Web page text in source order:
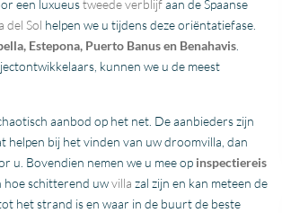
een luxueustweede verblijfaan de Spaanse
del Sol helpen we u tijdens deze oriëntatiefase.
Estepona, Puerto Banus en Benahavis
kunnen we u de meest
aanbod op het net. De aanbieders zijn
helpen bij het vinden van uw droomvilla, dan
u. Bovendien nemen we u mee op inspectiereis
hoe schitterend uwvilla zal zijn en kan meteen de
het strand is en waar in de buurt de beste